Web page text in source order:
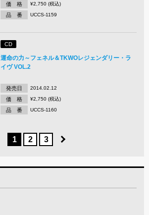
価 格 ¥2,750 (税込)
品 番 UCCS-1159
CD
運命の力～フェネル＆TKWOレジェンダリー・ラ
イヴ VOL.2
発売日 2014.02.12
価 格 ¥2,750 (税込)
品 番 UCCS-1160
1 2 3